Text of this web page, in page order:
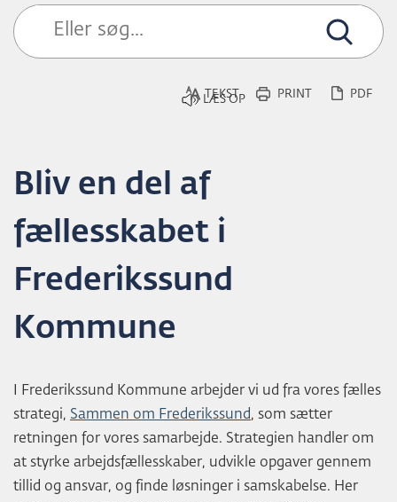
O
TEKST PRINT PDF
Bliv en del af
fællesskabet i
Frederikssund
Kommune
I Frederikssund Kommune arbejder vi ud fra vores fælles
strategi, Sammen om Frederikssund, som sætter
retningen for vores samarbejde. Strategien handler om
at styrke arbejdsfællesskaber, udvikle opgaver gennem
tillid og ansvar, og finde løsninger i samskabelse. Her